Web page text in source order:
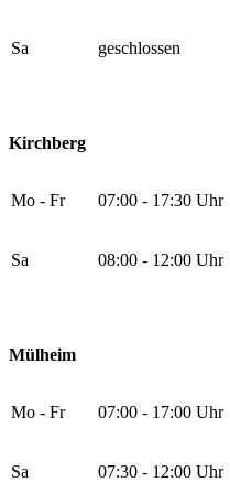
Sa geschlossen
Kirchberg
Mo - Fr 07:00 - 17:30 Uhr
Sa 08:00 - 12:00 Uhr
Mülheim
Mo - Fr 07:00 - 17:00 Uhr
Sa 07:30 - 12:00 Uhr